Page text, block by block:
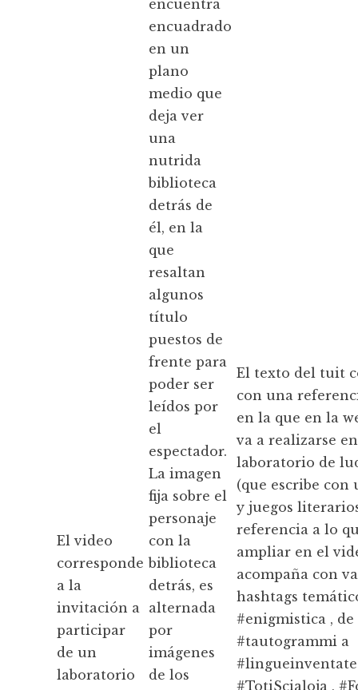
El video
corresponde
a la
invitación a
participar
de un
laboratorio
encuentra
encuadrado
en un
plano
medio que
deja ver
una
nutrida
biblioteca
detrás de
él, en la
que
resaltan
algunos
título
puestos de
frente para
poder ser
leídos por
el
espectador.
La imagen
fija sobre el
personaje
con la
biblioteca
detrás, es
alternada
por
imágenes
de los
El texto del tuit
con una
en la que en la
va a realizarse
laboratorio de
(que escribe con
y juegos
referencia a lo
ampliar en el
acompaña con
hashtags
#enigmistica , de
#tautogrammi a
#lingueinventate
#TotiScialoja ,